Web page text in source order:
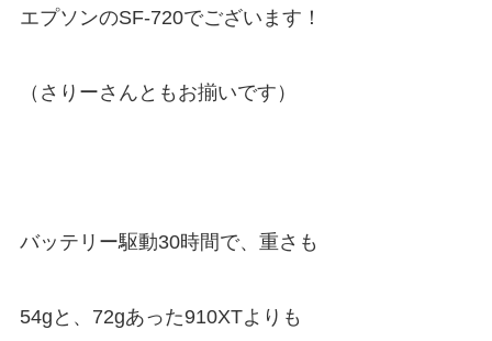
エプソンのSF-720でございます！
（さりーさんともお揃いです）
バッテリー駆動30時間で、重さも
54gと、72gあった910XTよりも